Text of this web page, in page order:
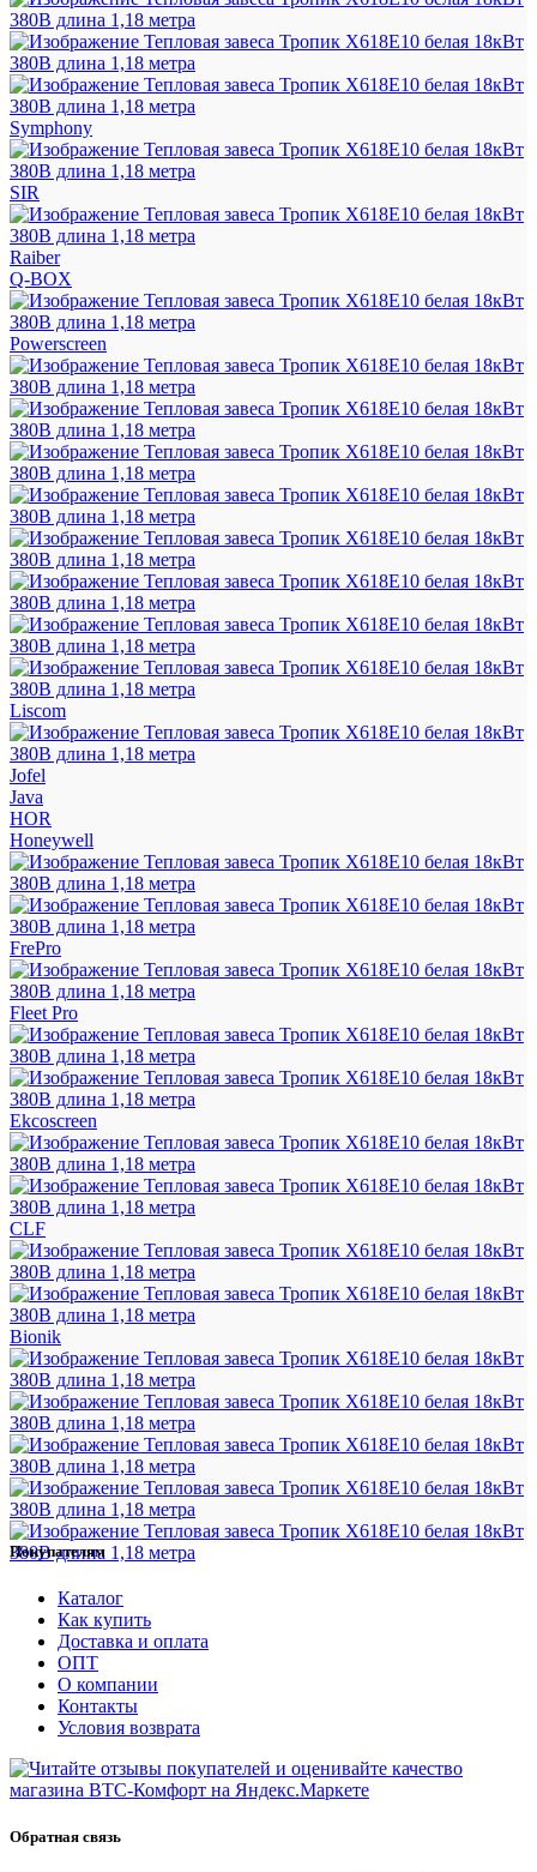
Symphony
SIR
Raiber
Q-BOX
Powerscreen
Liscom
Jofel
Java
HOR
Honeywell
FrePro
Fleet Pro
Ekcoscreen
CLF
Bionik
Покупателям
Каталог
Как купить
Доставка и оплата
ОПТ
О компании
Контакты
Условия возврата
Обратная связь